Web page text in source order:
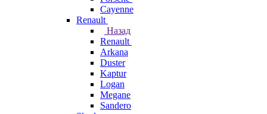
Cayenne
Renault
Назад
Renault
Arkana
Duster
Kaptur
Logan
Megane
Sandero